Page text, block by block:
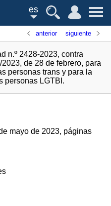
es
anterior siguiente
n.º 2428-2023, contra
de 28 de febrero, para
personas trans y para la
personas LGTBI.
mayo de 2023, páginas